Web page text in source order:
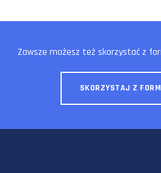
Zawsze możesz też skorzystać z
SKORZYSTAJ Z